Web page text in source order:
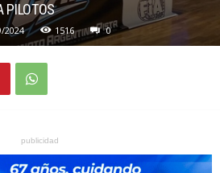
PILOTOS
2024 1516 0
publicidad